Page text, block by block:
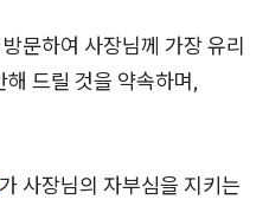
문하여 사장님께 가장 유리
드릴 것을 약속하며,
가 사장님의 자부심을 지키는